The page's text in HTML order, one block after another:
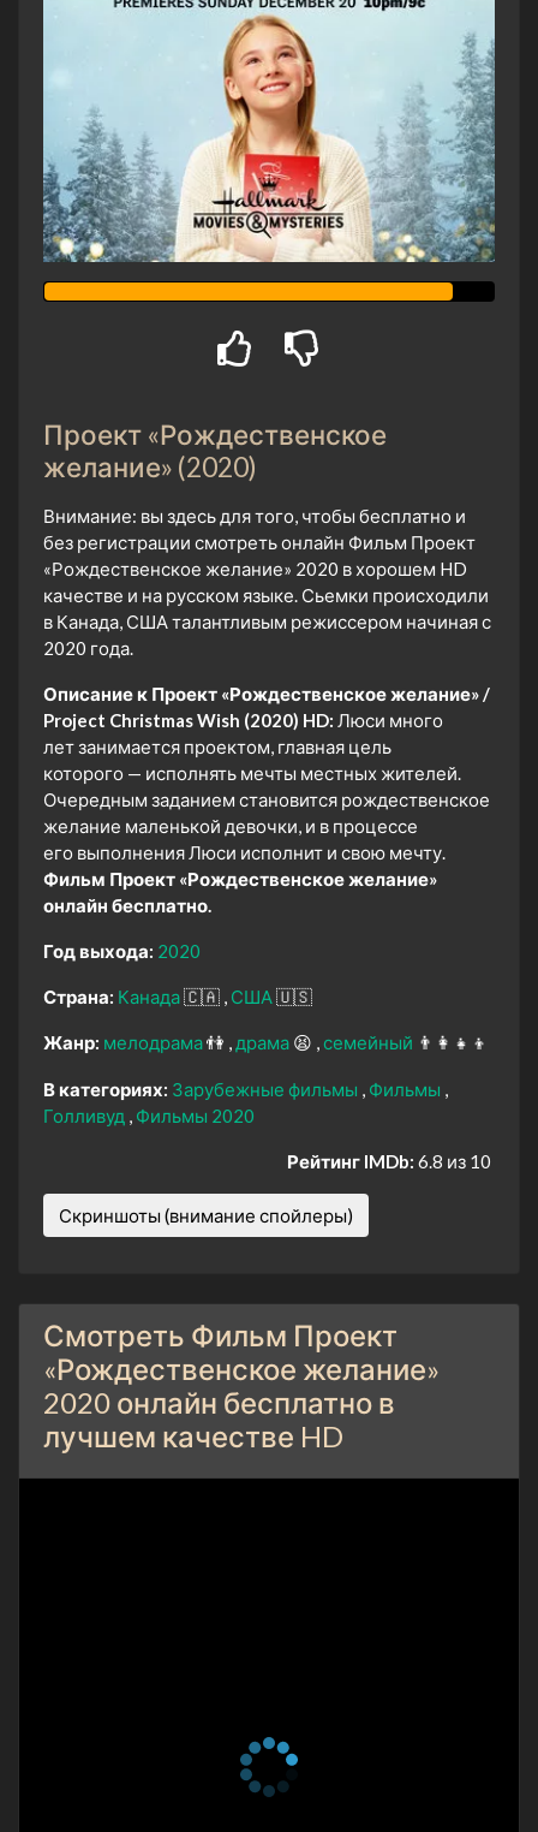
Проект «Рождественское
желание» (2020)
Внимание: вы здесь для того, чтобы бесплатно и
без регистрации смотреть онлайн Фильм Проект
«Рождественское желание» 2020 в хорошем HD
качестве и на русском языке. Сьемки происходили
в Канада, США талантливым режиссером начиная с
2020 года.
Описание к Проект «Рождественское желание» /
Project Christmas Wish (2020) HD: Люси много
лет занимается проектом, главная цель
которого — исполнять мечты местных жителей.
Очередным заданием становится рождественское
желание маленькой девочки, и в процессе
его выполнения Люси исполнит и свою мечту.
Фильм Проект «Рождественское желание»
онлайн бесплатно.
Год выхода: 2020
Страна: Канада🇨🇦 США🇺🇸
Жанр: мелодрама👫 драма 😫 семейный 👨‍👩‍👧‍👦
В категориях: Зарубежные фильмы
Фильмы
Голливуд
Фильмы 2020
Рейтинг IMDb: 6.8 из 10
Скриншоты (внимание спойлеры)
Смотреть Фильм Проект
«Рождественское желание»
2020 онлайн бесплатно в
лучшем качестве HD